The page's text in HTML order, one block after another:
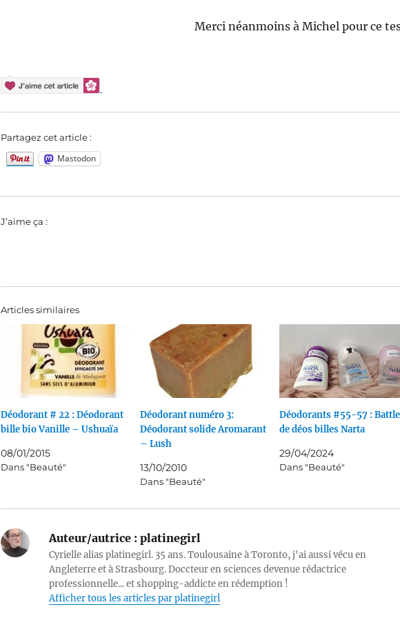
Merci néanmoins à Michel pour ce
Partagez cet article :
Mastodon
J’aime ça :
Articles similaires
Déodorant # 22 : Déodorant
bille bio Vanille – Ushuaïa
08/01/2015
Dans "Beauté"
Déodorant numéro 3:
Déodorant solide Aromarant
– Lush
13/10/2010
Dans "Beauté"
Déodorants #55-57 : Battle
de déos billes Narta
29/04/2024
Dans "Beauté"
Auteur/autrice :platinegirl
Cyrielle alias platinegirl. 35 ans. Toulousaine à Toronto, j'ai aussi vécu en
Angleterre et à Strasbourg. Doccteur en sciences devenue rédactrice
professionnelle... et shopping-addicte en rédemption !
Afficher tous les articles par platinegirl